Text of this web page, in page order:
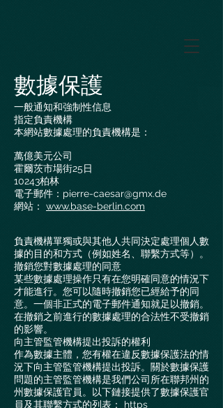
數據保護
一般通知和強制性信息
指定負責機構
本網站數據處理的負責機構是：
萬億美元公司
霍爾茨市場街25日
10243柏林
電子郵件： pierre-caesar@gmx.de
網站： www.base-berlin.com
負責機構單獨或與其他人共同決定處理個人數
據的目的和方式（例如姓名、聯繫方式等）。
撤銷您對數據處理的同意
某些數據處理操作只有在您明確同意的情況下
才能進行。您可以隨時撤銷您已經給予的同
意。一個非正式的電子郵件通知就足以撤銷。
在撤銷之前進行的數據處理的合法性不受撤銷
的影響。
向主管監管機構提出投訴的權利
作為數據主體，您有權在違反數據保護法的情
況下向主管監管機構提出投訴。關於數據保護
問題的主管監管機構是我們公司所在聯邦州的
州數據保護官員。以下鏈接提供了數據保護官
員及其聯繫方式的列表： https